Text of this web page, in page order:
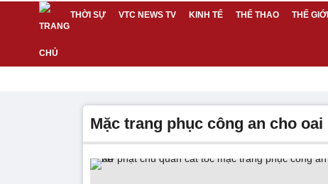
THỜI SỰ VTC NEWS TV KINH TẾ THỂ THAO THẾ GIỚI
mặc trang phục công an cho oai